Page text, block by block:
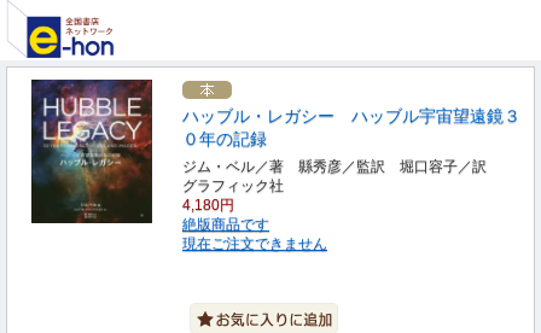
ハッブル・レガシー ハッブル宇宙望遠鏡３
０年の記録
ジム・ベル／著 縣秀彦／監訳 堀口容子／訳
グラフィック社
4,180円
絶版商品です
現在ご注文できません